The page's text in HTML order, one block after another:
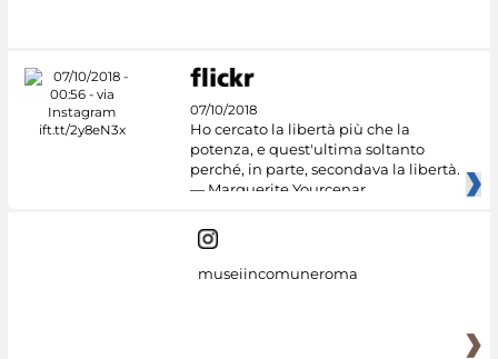
07/10/2018
Ho cercato la libertà più che la
potenza, e quest'ultima soltanto
perché, in parte, secondava la libertà.
— Marguerite Yourcenar
museiincomuneroma